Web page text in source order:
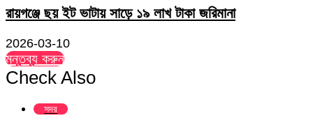
রায়গঞ্জে ছয় ইট ভাটায় সাড়ে ১৯ লাখ টাকা জরিমানা
2026-03-10
মন্তব্য করুন
Check Also
সদর